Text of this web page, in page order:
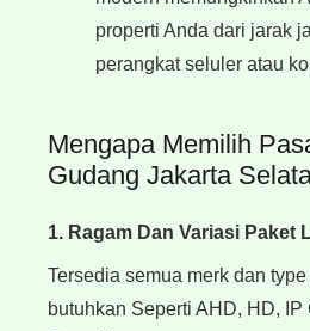
properti Anda dari jarak
perangkat seluler atau
Mengapa Memilih
Gudang Jakarta
1. Ragam Dan Variasi Paket
Tersedia semua merk dan
butuhkan Seperti AHD, HD,